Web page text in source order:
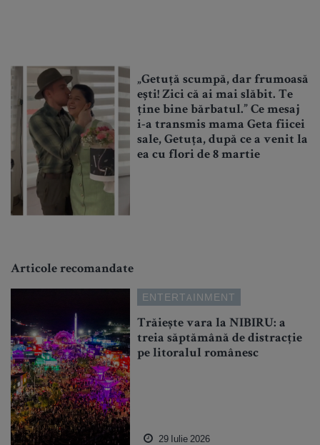
„Getuță scumpă, dar frumoasă
ești! Zici că ai mai slăbit. Te
ține bine bărbatul.” Ce mesaj
i-a transmis mama Geta fiicei
sale, Getuța, după ce a venit la
ea cu flori de 8 martie
Articole recomandate
ENTERTAINMENT
Trăiește vara la NIBIRU: a
treia săptămână de distracție
pe litoralul românesc
29 Iulie 2026